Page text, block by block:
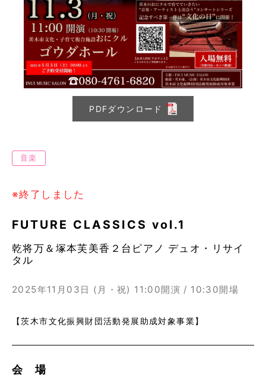
PDFダウンロード
音楽
※終了しました
FUTURE CLASSICS vol.1
乾将万＆塚本芙美香２台ピアノ デュオ・リサイ
タル
2025年11月03日 (月・祝) 11:00開演 / 10:30開場
【茨木市文化振興財団活動発展助成対象事業】
会 場